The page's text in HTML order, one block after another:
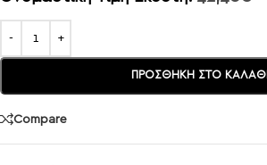
ΠΡΟΣΘΉΚΗ ΣΤΟ ΚΑΛΆΘΙ
Compare